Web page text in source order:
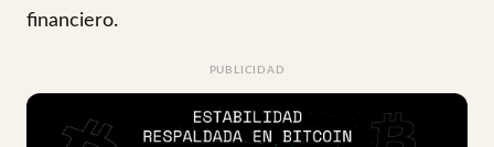
financiero.
PUBLICIDAD